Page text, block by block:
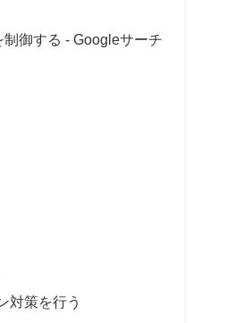
御する - Googleサーチ
対策を行う